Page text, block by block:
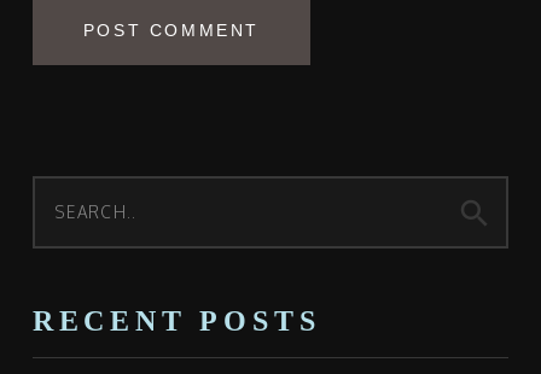
search
RECENT POSTS